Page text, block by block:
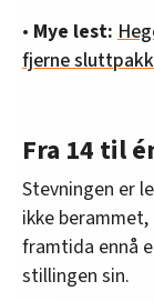
• Mye lest:
fjerne
Fra 14 til
Stevningen er
ikke
framtida ennå
stillingen sin.